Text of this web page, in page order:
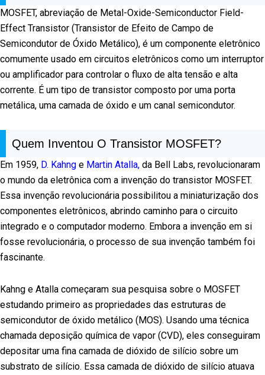
MOSFET, abreviação de Metal-Oxide-Semiconductor Field-
Effect Transistor (Transistor de Efeito de Campo de
Semicondutor de Óxido Metálico), é um componente eletrônico
comumente usado em circuitos eletrônicos como um interruptor
ou amplificador para controlar o fluxo de alta tensão e alta
corrente. É um tipo de transistor composto por uma porta
metálica, uma camada de óxido e um canal semicondutor.
Quem Inventou O Transistor MOSFET?
Em 1959, D. Kahng e Martin Atalla, da Bell Labs, revolucionaram
o mundo da eletrônica com a invenção do transistor MOSFET.
Essa invenção revolucionária possibilitou a miniaturização dos
componentes eletrônicos, abrindo caminho para o circuito
integrado e o computador moderno. Embora a invenção em si
fosse revolucionária, o processo de sua invenção também foi
fascinante.
Kahng e Atalla começaram sua pesquisa sobre o MOSFET
estudando primeiro as propriedades das estruturas de
semicondutor de óxido metálico (MOS). Usando uma técnica
chamada deposição química de vapor (CVD), eles conseguiram
depositar uma fina camada de dióxido de silício sobre um
substrato de silício. Essa camada de dióxido de silício atuava